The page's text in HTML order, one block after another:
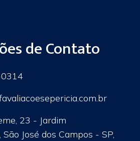
de Contato
23 - Jardim
José dos Campos - SP,